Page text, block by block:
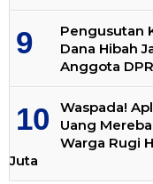
Pengusutan
Dana Hibah
Anggota
Waspada!
Uang
Warga Rugi
Juta